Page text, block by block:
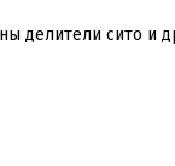
делители сито и